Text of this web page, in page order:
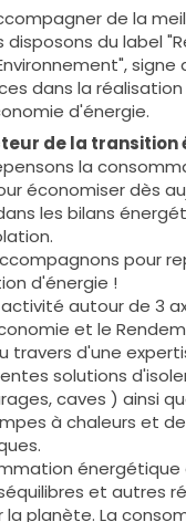
de la
disposons du label
signe
dans la
d'énergie.
de la
la
économiser dès
les bilans
pour
d'énergie !
autour de 3
et le
travers d'une
solutions
caves ) ainsi
à chaleurs et
et autres
la planète. La